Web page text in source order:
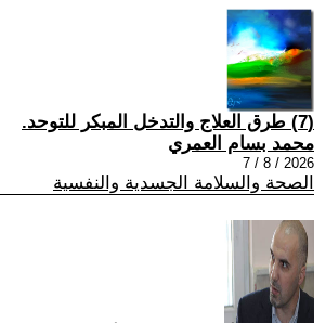
(7) طرق العلاج والتدخل المبكر للتوحد.
محمد بسام العمري
2026 / 8 / 7
الصحة والسلامة الجسدية والنفسية